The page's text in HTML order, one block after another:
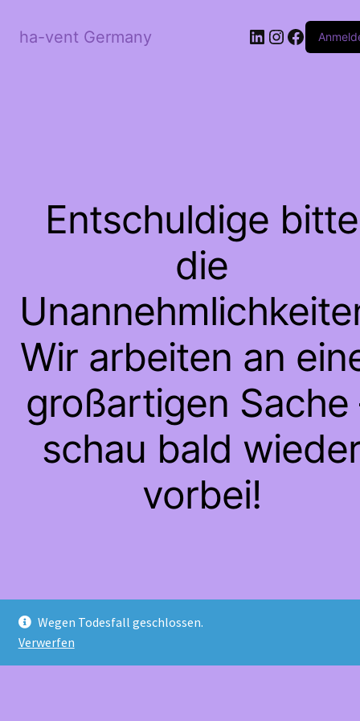
Wegen Todesfall geschlossen.
Verwerfen
ha-vent Germany LinkedIn
Instagram
Entschuldige bitte
die
Wir arbeiten an
großartigen Sache
schau bald
vorbei!